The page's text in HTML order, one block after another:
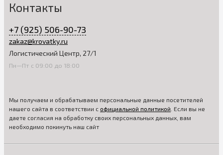
Контакты
+7 (925) 506-90-73
zakaz@krovatky.ru
Логистический Центр, 27/1
Пн—Пт с 09:00 до 18:00
Мы получаем и обрабатываем персональные данные посетителей
нашего сайта в соответствии с официальной политикой . Если вы не
даете согласия на обработку своих персональных данных, вам
необходимо покинуть наш сайт